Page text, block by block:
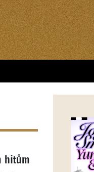
hitům